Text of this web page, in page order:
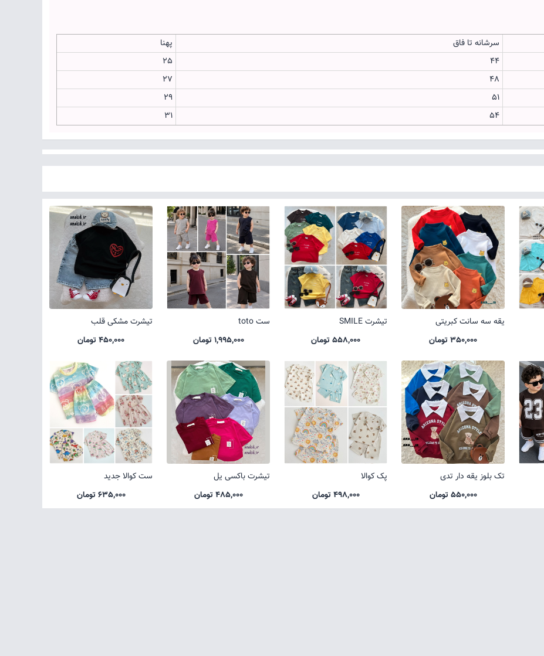
سرشانه تا فاق
پهنا
44
25
48
27
51
29
54
31
یقه سه سانت کبریتی
350,000 تومان
تیشرت SMILE
558,000 تومان
ست toto
1,995,000 تومان
تیشرت مشکی قلب
450,000 تومان
تک بلوز یقه دار تدی
550,000 تومان
پک کوالا
498,000 تومان
تیشرت باکسی یل
485,000 تومان
ست کوالا جدید
635,000 تومان